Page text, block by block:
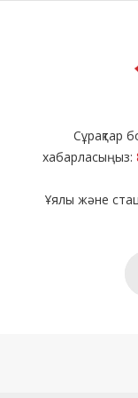
Сұрақтар
хабарласыңыз:
Ұялы және